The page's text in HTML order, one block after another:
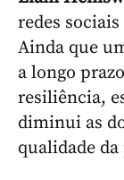
redes
Ainda que
a longo
resiliência,
diminui as
qualidade da